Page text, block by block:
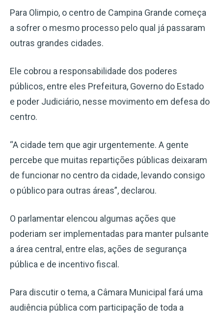
Para Olimpio, o centro de Campina Grande começa
a sofrer o mesmo processo pelo qual já passaram
outras grandes cidades.
Ele cobrou a responsabilidade dos poderes
públicos, entre eles Prefeitura, Governo do Estado
e poder Judiciário, nesse movimento em defesa do
centro.
“A cidade tem que agir urgentemente. A gente
percebe que muitas repartições públicas deixaram
de funcionar no centro da cidade, levando consigo
o público para outras áreas”, declarou.
O parlamentar elencou algumas ações que
poderiam ser implementadas para manter pulsante
a área central, entre elas, ações de segurança
pública e de incentivo fiscal.
Para discutir o tema, a Câmara Municipal fará uma
audiência pública com participação de toda a